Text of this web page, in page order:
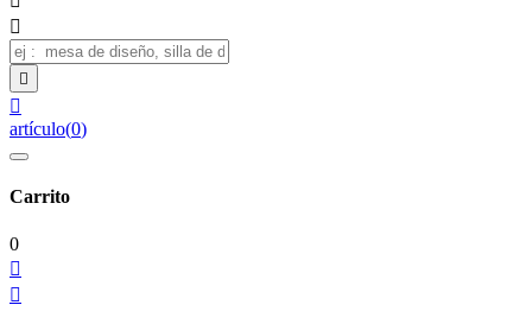



artículo(0)
Carrito
0

